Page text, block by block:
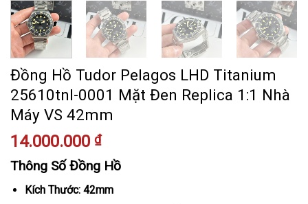
Đồng Hồ Tudor Pelagos LHD Titanium
25610tnl-0001 Mặt Đen Replica 1:1 Nhà
Máy VS 42mm
14.000.000 ₫
Thông Số Đồng Hồ
Kích Thước: 42mm